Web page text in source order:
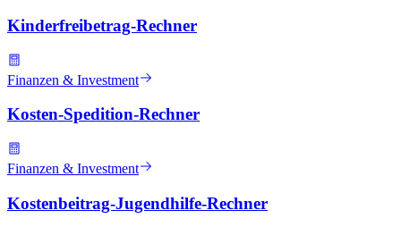
Kinderfreibetrag-Rechner
Finanzen & Investment
Kosten-Spedition-Rechner
Finanzen & Investment
Kostenbeitrag-Jugendhilfe-Rechner